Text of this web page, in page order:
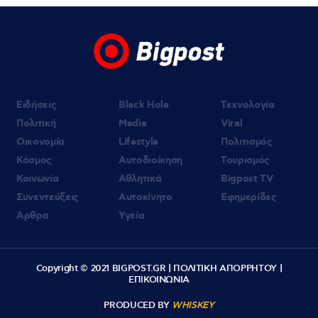
Ειδήσεις
Πολιτική
Οικονομία
Κόσμος
Κοινωνία
Συνεντεύξεις
Άρθρα
Black Hole
Media
Lifestyle
Αυτοδιοίκηση
Αθλητικά
Αυτοκίνητο
Υγεία
Τεχνολογία
Viral
Πολιτισμός
Τουρισμός
Bigpost TV
Εφημερίδες
Copyright © 2021 BIGPOST.GR | ΠΟΛΙΤΙΚΗ ΑΠΟΡΡΗΤΟΥ|
ΕΠΙΚΟΙΝΩΝΙΑ
PRODUCED BY WHISKEY